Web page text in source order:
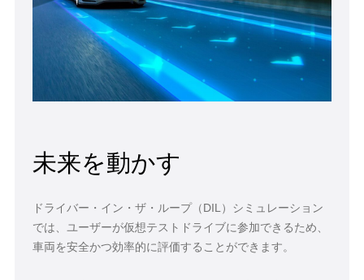
未来を動かす
ドライバー・イン・ザ・ループ（DIL）シミュレーション
では、ユーザーが仮想テストドライブに参加できるため、
車両を安全かつ効率的に評価することができます。